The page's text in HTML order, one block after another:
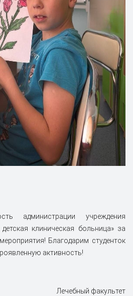
администрации учреждения
клиническая больница» за
Благодарим студенток
активность!
Лечебный факультет